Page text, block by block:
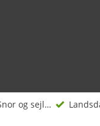
Snor og sejlgarn